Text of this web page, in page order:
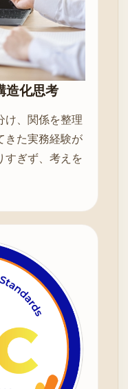
造化思考
け、関係を整理
きた実務経験が
すぎず、考えを